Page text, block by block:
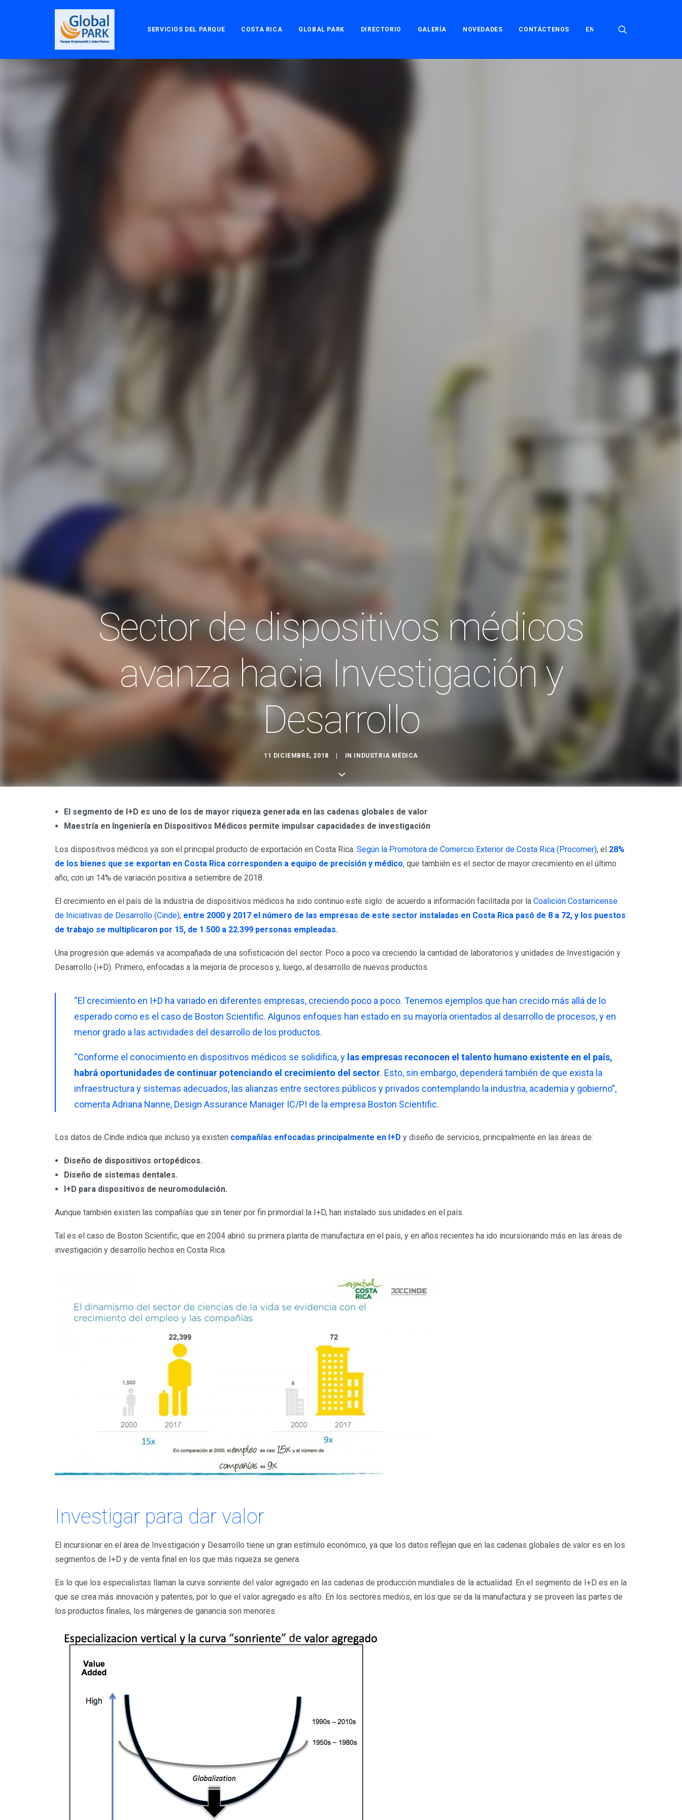
SERVICIOS DEL PARQUE COSTA RICA GLOBAL PARK DIRECTORIO GALERÍA NOVEDADES CONTÁCTENOS ENGLISH
Sector de dispositivos médicos
avanza hacia Investigación y
Desarrollo
11 DICIEMBRE, 2018 IN INDUSTRIA MÉDICA
El segmento de I+D es uno de los de mayor riqueza generada en las cadenas globales de valor
Maestría en Ingeniería en Dispositivos Médicos permite impulsar capacidades de investigación
Los dispositivos médicos ya son el principal producto de exportación en Costa Rica. Según la Promotora de Comercio Exterior de Costa Rica (Procomer), el 28%
de los bienes que se exportan en Costa Rica corresponden a equipo de precisión y médico, que también es el sector de mayor crecimiento en el último
año, con un 14% de variación positiva a setiembre de 2018.
El crecimiento en el país de la industria de dispositivos médicos ha sido continuo este siglo: de acuerdo a información facilitada por la Coalición Costarricense
de Iniciativas de Desarrollo (Cinde), entre 2000 y 2017 el número de las empresas de este sector instaladas en Costa Rica pasó de 8 a 72, y los puestos
de trabajo se multiplicaron por 15, de 1.500 a 22.399 personas empleadas.
Una progresión que además va acompañada de una sofisticación del sector. Poco a poco va creciendo la cantidad de laboratorios y unidades de Investigación y
Desarrollo (i+D). Primero, enfocadas a la mejoría de procesos y, luego, al desarrollo de nuevos productos.
“El crecimiento en I+D ha variado en diferentes empresas, creciendo poco a poco. Tenemos ejemplos que han crecido más allá de lo
esperado como es el caso de Boston Scientific. Algunos enfoques han estado en su mayoría orientados al desarrollo de procesos, y en
menor grado a las actividades del desarrollo de los productos.
“Conforme el conocimiento en dispositivos médicos se solidifica, y las empresas reconocen el talento humano existente en el país,
habrá oportunidades de continuar potenciando el crecimiento del sector. Esto, sin embargo, dependerá también de que exista la
infraestructura y sistemas adecuados, las alianzas entre sectores públicos y privados contemplando la industria, academia y gobierno”,
comenta Adriana Nanne, Design Assurance Manager IC/PI de la empresa Boston Scientific.
Los datos de Cinde indica que incluso ya existen compañías enfocadas principalmente en I+D y diseño de servicios, principalmente en las áreas de:
Diseño de dispositivos ortopédicos.
Diseño de sistemas dentales.
I+D para dispositivos de neuromodulación.
Aunque también existen las compañías que sin tener por fin primordial la I+D, han instalado sus unidades en el país.
Tal es el caso de Boston Scientific, que en 2004 abrió su primera planta de manufactura en el país, y en años recientes ha ido incursionando más en las áreas de
investigación y desarrollo hechos en Costa Rica.
Investigar para dar valor
El incursionar en el área de Investigación y Desarrollo tiene un gran estímulo económico, ya que los datos reflejan que en las cadenas globales de valor es en los
segmentos de I+D y de venta final en los que más riqueza se genera.
Es lo que los especialistas llaman la curva sonriente del valor agregado en las cadenas de producción mundiales de la actualidad. En el segmento de I+D es en la
que se crea más innovación y patentes, por lo que el valor agregado es alto. En los sectores medios, en los que se da la manufactura y se proveen las partes de
los productos finales, los márgenes de ganancia son menores.